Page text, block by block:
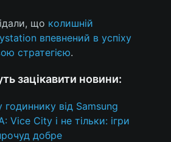
Думки
Вакансії
що колишній
впевнений в успіху
стратегією.
зацікавити новини:
від Samsung
Vice City і не тільки: ігри
добре